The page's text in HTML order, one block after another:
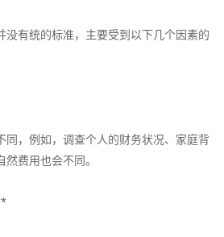
没有统的标准，主要受到以下几个因素的
同，例如，调查个人的财务状况、家庭背
费用也会不同。